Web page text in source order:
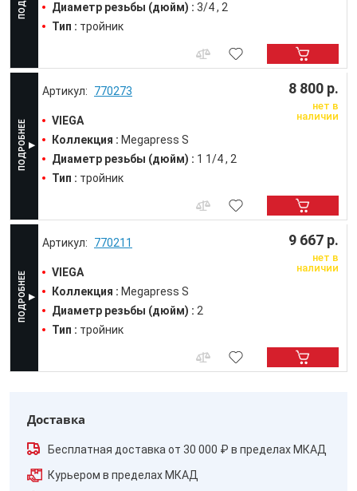
Диаметр резьбы (дюйм) : 3/4
2
Тип : тройник
770273
VIEGA
Коллекция : Megapress S
Диаметр резьбы (дюйм) : 1 1/4
2
Тип : тройник
8 800 р.
нет в
наличии
770211
VIEGA
Коллекция : Megapress S
Диаметр резьбы (дюйм) : 2
Тип : тройник
9 667 р.
нет в
наличии
Доставка
Бесплатная доставка от 30 000 ₽ в пределах МКАД
Курьером в пределах МКАД